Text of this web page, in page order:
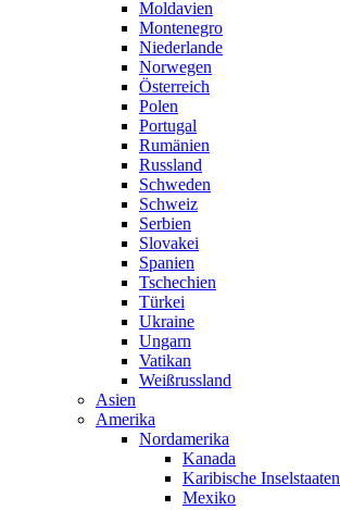
Moldavien
Montenegro
Niederlande
Norwegen
Österreich
Polen
Portugal
Rumänien
Russland
Schweden
Schweiz
Serbien
Slovakei
Spanien
Tschechien
Türkei
Ukraine
Ungarn
Vatikan
Weißrussland
Asien
Amerika
Nordamerika
Kanada
Karibische Inselstaaten
Mexiko